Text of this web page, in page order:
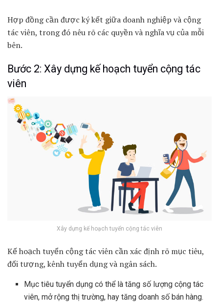
Hợp đồng cần được ký kết giữa doanh nghiệp và cộng
tác viên, trong đó nêu rõ các quyền và nghĩa vụ của mỗi
bên.
Bước 2: Xây dựng kế hoạch tuyển cộng tác
viên
Xây dựng kế hoạch tuyển cộng tác viên
Kế hoạch tuyển cộng tác viên cần xác định rõ mục tiêu,
đối tượng, kênh tuyển dụng và ngân sách.
Mục tiêu tuyển dụng có thể là tăng số lượng cộng tác
viên, mở rộng thị trường, hay tăng doanh số bán hàng.